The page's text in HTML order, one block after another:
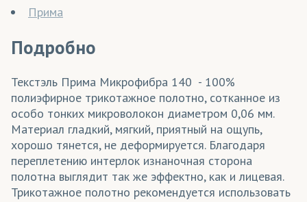
Прима
Подробно
Текстэль Прима Микрофибра 140 - 100%
полиэфирное трикотажное полотно, сотканное из
особо тонких микроволокон диаметром 0,06 мм.
Материал гладкий, мягкий, приятный на ощупь,
хорошо тянется, не деформируется. Благодаря
переплетению интерлок изнаночная сторона
полотна выглядит так же эффектно, как и лицевая.
Трикотажное полотно рекомендуется использовать